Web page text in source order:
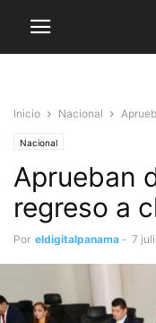
Inicio Nacional
Nacional
Aprueban
regreso a
Por eldigitalpanama - 7